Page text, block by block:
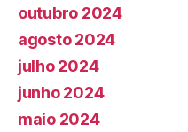
outubro 2024
agosto 2024
julho 2024
junho 2024
maio 2024